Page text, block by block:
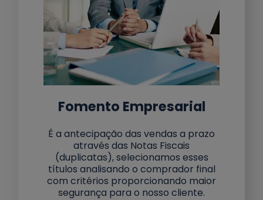
Fomento Empresarial
É a antecipação das vendas a prazo
através das Notas Fiscais
(duplicatas), selecionamos esses
títulos analisando o comprador final
com critérios proporcionando maior
segurança para o nosso cliente.